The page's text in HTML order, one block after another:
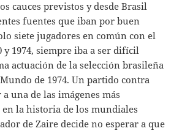
cauces previstos y desde Brasil
fuentes que iban por buen
siete jugadores en común con el
y 1974, siempre iba a ser difícil
actuación de la selección brasileña
de 1974. Un partido contra
una de las imágenes más
la historia de los mundiales
de Zaire decide no esperar a que